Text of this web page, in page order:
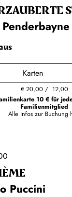
Karten
€ 20,00
12,00
10 € für
Familienmitglied
Alle Infos zur Buchung
Puccini